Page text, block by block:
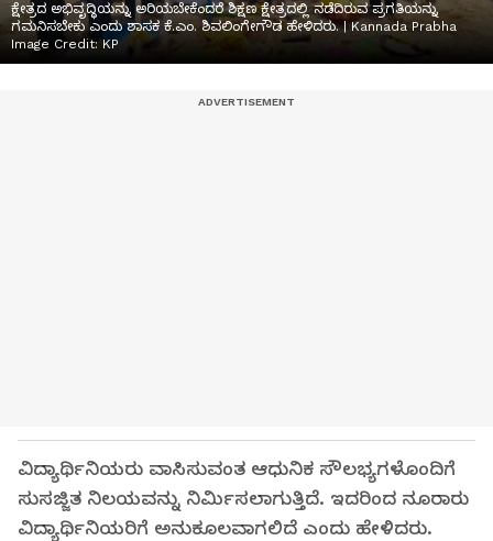
ಕ್ಷೇತ್ರದ ಅಭಿವೃದ್ಧಿಯನ್ನು ಅರಿಯಬೇಕೆಂದರೆ ಶಿಕ್ಷಣ ಕ್ಷೇತ್ರದಲ್ಲಿ ನಡೆದಿರುವ ಪ್ರಗತಿಯನ್ನು
ಗಮನಿಸಬೇಕು ಎಂದು ಶಾಸಕ ಕೆ.ಎಂ. ಶಿವಲಿಂಗೇಗೌಡ ಹೇಳಿದರು. | Kannada Prabha
Image Credit: KP
ವಿದ್ಯಾರ್ಥಿನಿಯರು ವಾಸಿಸುವಂತ ಆಧುನಿಕ ಸೌಲಭ್ಯಗಳೊಂದಿಗೆ
ಸುಸಜ್ಜಿತ ನಿಲಯವನ್ನು ನಿರ್ಮಿಸಲಾಗುತ್ತಿದೆ. ಇದರಿಂದ ನೂರಾರು
ವಿದ್ಯಾರ್ಥಿನಿಯರಿಗೆ ಅನುಕೂಲವಾಗಲಿದೆ ಎಂದು ಹೇಳಿದರು.